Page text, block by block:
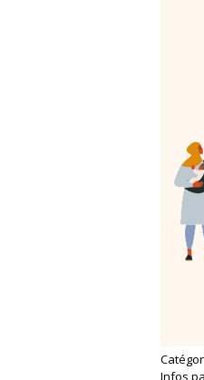
Infos